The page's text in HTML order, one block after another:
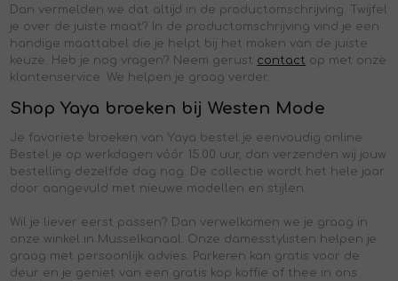
Dan vermelden we dat altijd in de productomschrijving. Twijfel
je over de juiste maat? In de productomschrijving vind je een
handige maattabel die je helpt bij het maken van de juiste
keuze. Heb je nog vragen? Neem gerust contact op met onze
klantenservice. We helpen je graag verder.
Shop Yaya broeken bij Westen Mode
Je favoriete broeken van Yaya bestel je eenvoudig online.
Bestel je op werkdagen vóór 15.00 uur, dan verzenden wij jouw
bestelling dezelfde dag nog. De collectie wordt het hele jaar
door aangevuld met nieuwe modellen en stijlen.
Wil je liever eerst passen? Dan verwelkomen we je graag in
onze winkel in Musselkanaal. Onze damesstylisten helpen je
graag met persoonlijk advies. Parkeren kan gratis voor de
deur en je geniet van een gratis kop koffie of thee in ons